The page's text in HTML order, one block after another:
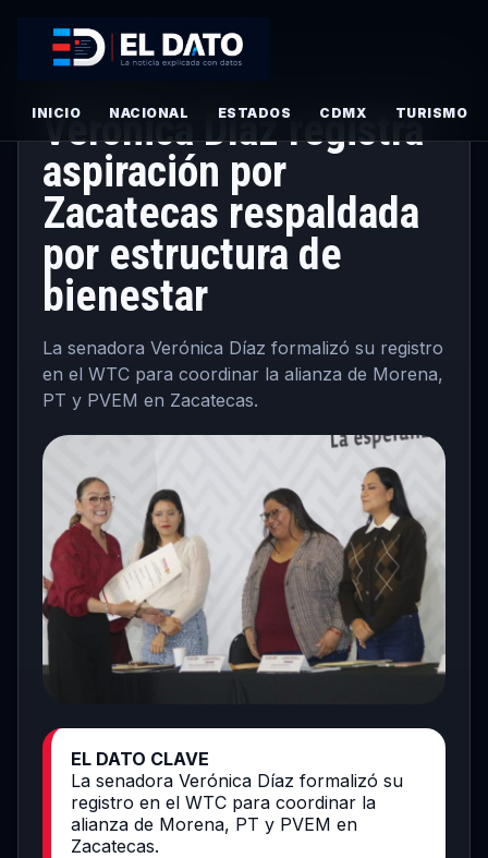
INICIO NACIONAL ESTADOS CDMX TURISMO
Verónica Díaz registra
aspiración por
Zacatecas respaldada
por estructura de
bienestar
La senadora Verónica Díaz formalizó su registro
en el WTC para coordinar la alianza de Morena,
PT y PVEM en Zacatecas.
EL DATO CLAVE
La senadora Verónica Díaz formalizó su
registro en el WTC para coordinar la
alianza de Morena, PT y PVEM en
Zacatecas.